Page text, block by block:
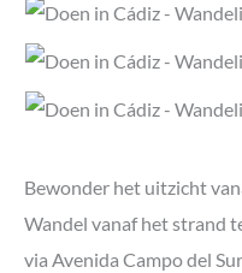
Bewonder het uitzicht
Wandel vanaf het strand
via Avenida Campo del